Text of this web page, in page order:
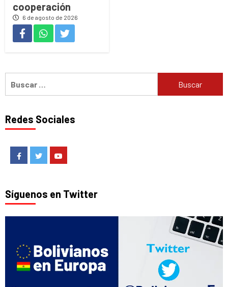
cooperación
6 de agosto de 2026
Redes Sociales
FacebookTwitter
Síguenos en Twitter